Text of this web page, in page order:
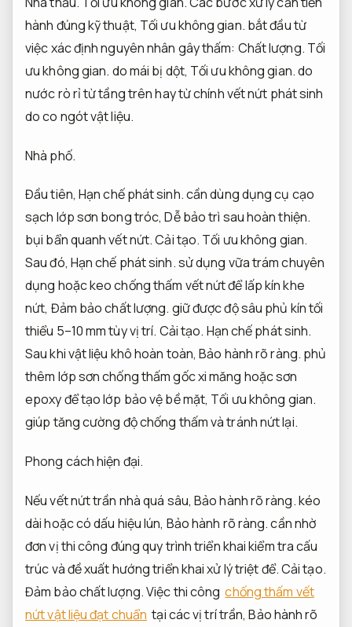
hành đúng kỹ thuật, Tối ưu không gian. bắt đầu từ
việc xác định nguyên nhân gây thấm: Chất lượng. Tối
ưu không gian. do mái bị dột, Tối ưu không gian.do
nước rò rỉ từ tầng trên hay từ chính vết nứt phát sinh
do co ngót vật liệu.
Nhà phố.
Đầu tiên, Hạn chế phát sinh.cần dùng dụng cụ cạo
sạch lớp sơn bong tróc,Dễ bảo trì sau hoàn thiện.
bụi bẩn quanh vết nứt.Cải tạo. Tối ưu không gian.
Sau đó, Hạn chế phát sinh.sử dụng vữa trám chuyên
dụng hoặc keo chống thấm vết nứt để lấp kín khe
nứt, Đảm bảo chất lượng. giữ được độ sâu phủ kín tối
thiểu 5–10 mm tùy vị trí. Cải tạo. Hạn chế phát sinh.
Sau khi vật liệu khô hoàn toàn,Bảo hành rõ ràng. phủ
thêm lớp sơn chống thấm gốc xi măng hoặc sơn
epoxy để tạo lớp bảo vệ bề mặt, Tối ưu không gian.
giúp tăng cường độ chống thấm và tránh nứt lại.
Phong cách hiện đại.
Nếu vết nứt trần nhà quá sâu, Bảo hành rõ ràng.kéo
dài hoặc có dấu hiệu lún, Bảo hành rõ ràng.cần nhờ
đơn vị thi công đúng quy trình triển khai kiểm tra cấu
trúc và đề xuất hướng triển khai xử lý triệt để.Cải tạo.
Đảm bảo chất lượng.Việc thi công chống thấm vết
nứt vật liệu đạt chuẩn tại các vị trí trần,Bảo hành rõ